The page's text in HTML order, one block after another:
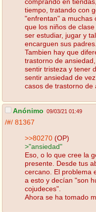
tiempo, tratando con
"enfrentan" a muchas
que los niños de
ser estudiar, jugar y
encarguen sus padres.
Tambien hay que
trastorno de
sentir tristeza y tener
sentir ansiedad de
casos de trastorno de
Anónimo 09/03/21 01:49
/#/ 81367
>>80270 (OP)
>"ansiedad"
Eso, o lo que cree la
presente. Desde tus
cercano. El problema
a esto y decían "son
cojudeces".
Ahora se ha tomado